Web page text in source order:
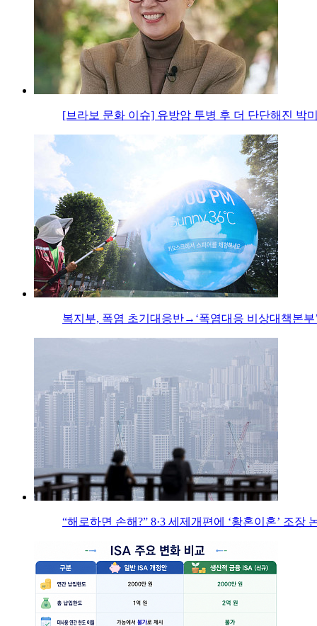
[브라보 문화 이슈] 유방암 투병 후 더 단단해진 박
복지부, 폭염 초기대응반→‘폭염대응 비상대책본부
“해로하면 손해?” 8·3 세제개편에 ‘황혼이혼’ 조장